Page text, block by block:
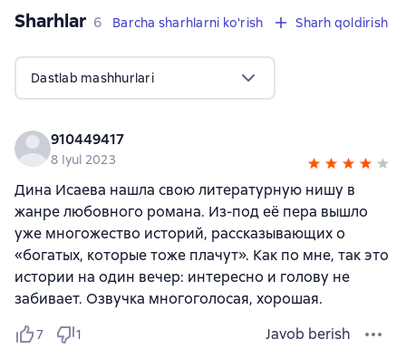
Sharhlar 6 sharhlar
6 Barcha sharhlarni ko'rish Sharh qoldirish
Dastlab mashhurlari
910449417
8 Iyul 2023
Дина Исаева нашла свою литературную нишу в
жанре любовного романа. Из-под её пера вышло
уже многожество историй, рассказывающих о
«богатых, которые тоже плачут». Как по мне, так это
истории на один вечер: интересно и голову не
забивает. Озвучка многоголосая, хорошая.
7 1 Javob berish